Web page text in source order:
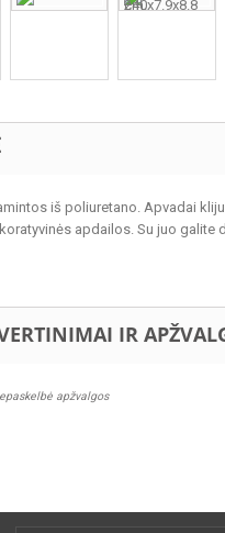
iš poliuretano. Apvadai
apdailos. Su juo galite
IR
apžvalgos